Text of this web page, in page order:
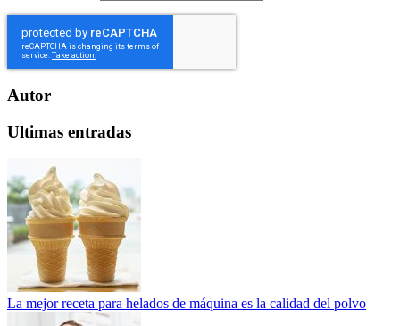
Autor
Ultimas entradas
La mejor receta para helados de máquina es la calidad del polvo